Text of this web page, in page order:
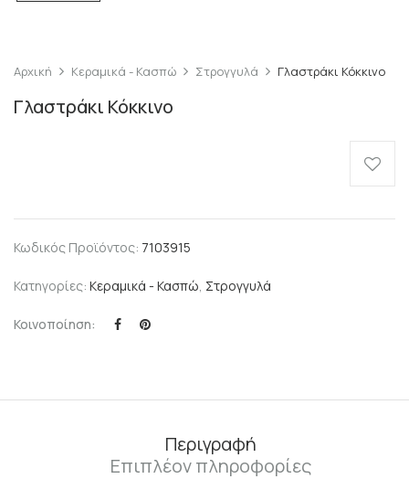
Αρχική Κεραμικά - Κασπώ Στρογγυλά Γλαστράκι Κόκκινο
Γλαστράκι Κόκκινο
Κωδικός Προϊόντος: 7103915
Κατηγορίες: Κεραμικά - Κασπώ, Στρογγυλά
Κοινοποίηση:
Περιγραφή
Επιπλέον πληροφορίες